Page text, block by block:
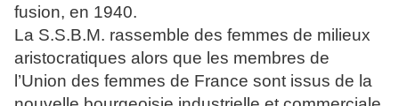
fusion, en 1940.
La S.S.B.M. rassemble des femmes de milieux
aristocratiques alors que les membres de
l’Union des femmes de France sont issus de la